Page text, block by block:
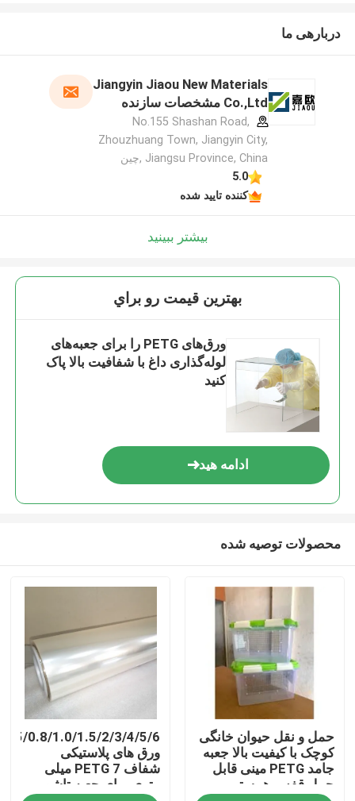
صفحه اصلی
دربارهی ما
Jiangyin Jiaou New Materials
Co.,Ltd مشخصات سازنده
No.155 Shashan Road,
Zhouzhuang Town, Jiangyin City,
Jiangsu Province, China ,چین
5.0
کننده تایید شده
بیشتر ببینید
بهترين قيمت رو براي
ورق‌های PETG را برای جعبه‌های
لوله‌گذاری داغ با شفافیت بالا پاک
کنید
ادامه هید
محصولات توصیه شده
حمل و نقل حیوان خانگی
کوچک با کیفیت بالا جعبه
جامد PETG مینی قابل
حمل قفس همستر
ورق های پلاستیکی
شفاف PETG 7 میلی
متری برای جعبه تاشو